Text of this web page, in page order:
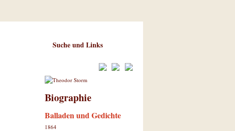
Suche und Links
Biographie
Balladen und Gedichte
1864